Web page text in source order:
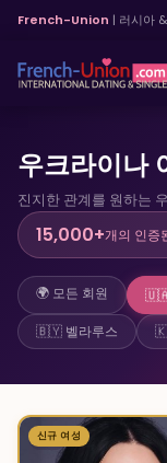
French-Union | 러시아
우크라이나
진지한 관계를 원하는
15,000+개의 인증
🌍 모든 회원 🇺🇦
🇧🇾 벨라루스
4
신규 여성